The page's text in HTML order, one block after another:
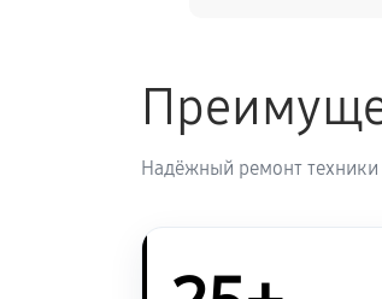
Надёжный ремонт техники